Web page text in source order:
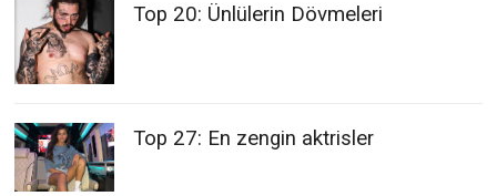
Top 20: Ünlülerin Dövmeleri
Top 27: En zengin aktrisler